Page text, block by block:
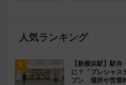
人気ランキング
【新横浜駅】駅
に？「プレシャス
プン 場所や営業